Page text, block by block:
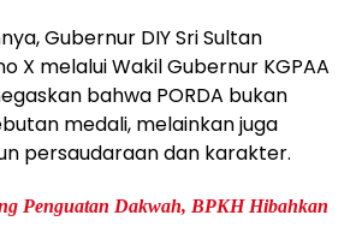
Gubernur DIY Sri Sultan
X melalui Wakil Gubernur KGPAA
bahwa PORDA bukan
medali, melainkan juga
persaudaraan dan karakter.
Penguatan Dakwah, BPKH Hibahkan